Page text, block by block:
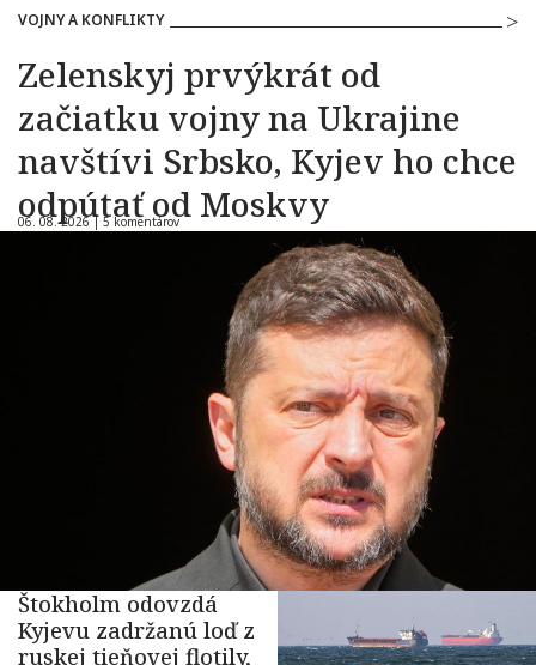
VOJNY A KONFLIKTY
Zelenskyj prvýkrát od
začiatku vojny na Ukrajine
navštívi Srbsko, Kyjev ho chce
odpútať od Moskvy
06. 08. 2026 | 5 komentárov
Štokholm odovzdá
Kyjevu zadržanú loď z
ruskej tieňovej flotily,